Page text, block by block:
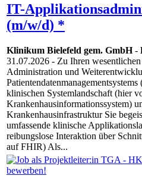
IT-
(m/w/d) *
Klinikum Bielefeld gem. GmbH-
31.07.2026 - Zu Ihren
Administration und
klinischen Systemlandschaft (hier
Krankenhausinformationssystem)
Krankenhausinfrastruktur Sie
umfassende klinische
reibungslose Interaktion über
auf FHIR) Als...